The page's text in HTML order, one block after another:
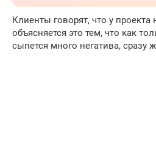
Клиенты говорят, что у проекта
объясняется это тем, что как
сыпется много негатива, сразу